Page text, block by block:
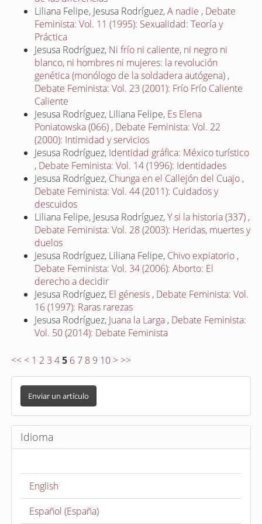
Liliana Felipe, Jesusa Rodríguez,A nadie , Debate
Feminista: Vol. 11 (1995): Sexualidad: Teoría y
Práctica
Jesusa Rodríguez, Ni frío ni caliente, ni negro ni
blanco, ni hombres ni mujeres: la revolución
genética (monólogo de la soldadera autógena) ,
Debate Feminista: Vol. 23 (2001): Frío Frío Caliente
Caliente
Jesusa Rodríguez, Liliana Felipe, Es Elena
Poniatowska (066) , Debate Feminista: Vol. 22
(2000): Intimidad y servicios
Jesusa Rodríguez, Identidad gráfica: México turístico
, Debate Feminista: Vol. 14 (1996): Identidades
Jesusa Rodríguez, Chunga en el Callejón del Cuajo ,
Debate Feminista: Vol. 44 (2011): Cuidados y
descuidos
Liliana Felipe, Jesusa Rodríguez,Y si la historia (337) ,
Debate Feminista: Vol. 28 (2003): Heridas, muertes y
duelos
Jesusa Rodríguez, Liliana Felipe, Chivo expiatorio ,
Debate Feminista: Vol. 34 (2006): Aborto: El
derecho a decidir
Jesusa Rodríguez, El génesis , Debate Feminista: Vol.
16 (1997): Raras rarezas
Jesusa Rodríguez, Juana la Larga , Debate Feminista:
Vol. 50 (2014): Debate Feminista
<< < 1 2 3 4 5 6 7 8 9 10 > >>
E
v
i
a
Enviar un artículo
Idioma
English
Español (España)